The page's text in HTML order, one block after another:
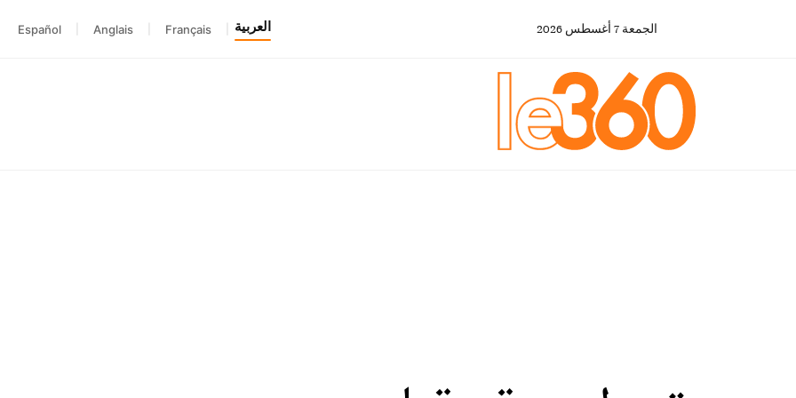
الجمعة 7 أغسطس 2026 العربية Français
Anglais
Español